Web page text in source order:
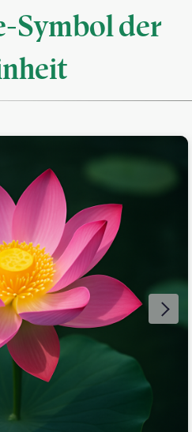
Symbol der